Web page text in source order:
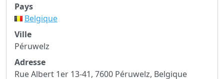
Pays
Belgique
Ville
Péruwelz
Adresse
Rue Albert 1er 13-41, 7600 Péruwelz, Belgique